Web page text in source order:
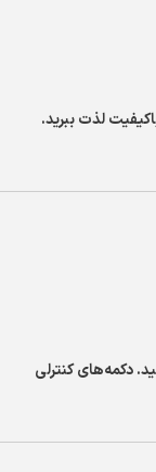
شفاف و باکیفیت لذت ببرید.
دکمه‌های کنترلی